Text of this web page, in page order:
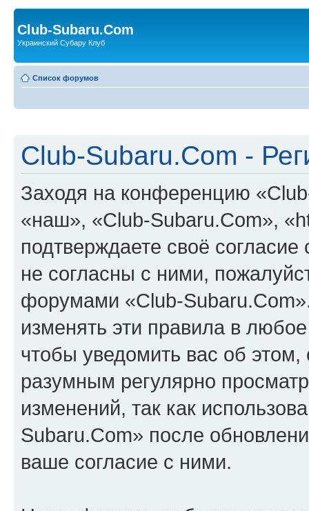
Club-Subaru.Com
Украинский Субару Клуб
Список форумов
Club-Subaru.Com -
Заходя на конференцию
«наш», «Club-Subaru.Com»,
подтверждаете своё
не согласны с ними,
форумами «Club-
изменять эти правила в
чтобы уведомить вас об
разумным регулярно
изменений, так как
Subaru.Com» после
ваше согласие с ними.